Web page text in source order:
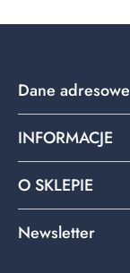
Dane adresowe
INFORMACJE
O SKLEPIE
Newsletter